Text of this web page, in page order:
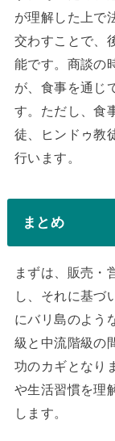
が理解した上で
交わすことで、
能です。商談の
が、食事を通じ
す。ただし、食
徒、ヒンドゥ教
行います。
まとめ
まずは、販売・
し、それに基づ
にバリ島のよう
級と中流階級の
功のカギとなり
や生活習慣を理
します。